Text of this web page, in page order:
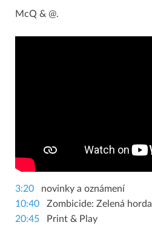
McQ & @.
3:20 novinky a oznámení
10:40 Zombicide: Zelená horda
20:45 Print & Play